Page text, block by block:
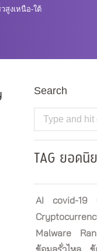
สูงเหนือ-ใต้
Search
Search:
TAG ยอดนิ
AI covid-19
Malware